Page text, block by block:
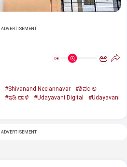
ADVERTISEMENT
ಅ ಅ
#Shivanand Neelannavar
#ಶಿವಂ ಅ
#ಇಡಿ ದಾಳಿ #Udayavani Digital
#Udayavani
ADVERTISEMENT